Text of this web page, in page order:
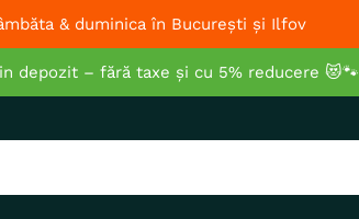
& duminica în București și Ilfov
depozit – fără taxe și cu 5% reducere 😻🐾